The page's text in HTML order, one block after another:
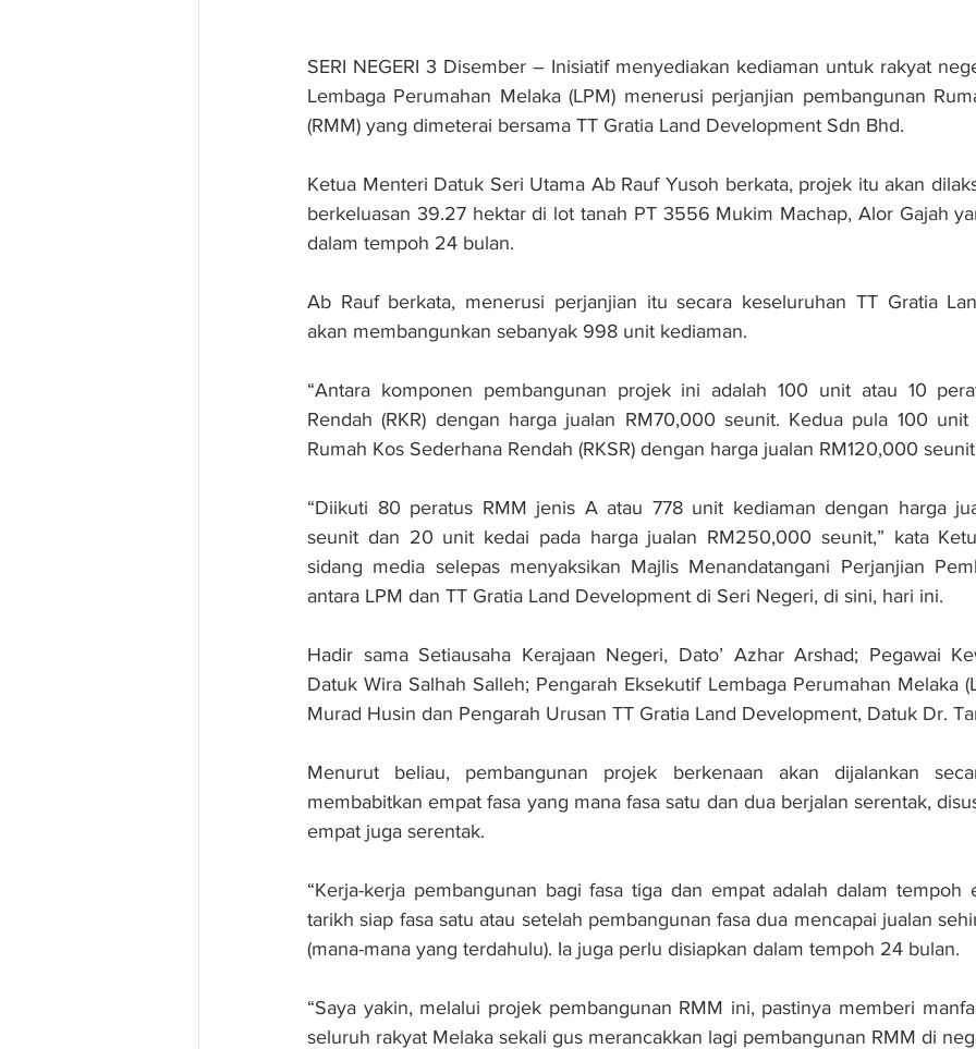
SERI NEGERI 3 Disember – Inisiatif menyediakan kediaman untuk rakyat
Lembaga Perumahan Melaka (LPM) menerusi perjanjian pembangunan
(RMM) yang dimeterai bersama TT Gratia Land Development Sdn Bhd.
Ketua Menteri Datuk Seri Utama Ab Rauf Yusoh berkata, projek itu akan
berkeluasan 39.27 hektar di lot tanah PT 3556 Mukim Machap, Alor Gajah
dalam tempoh 24 bulan.
Ab Rauf berkata, menerusi perjanjian itu secara keseluruhan TT Gratia
akan membangunkan sebanyak 998 unit kediaman.
“Antara komponen pembangunan projek ini adalah 100 unit atau 10
Rendah (RKR) dengan harga jualan RM70,000 seunit. Kedua pula 100
Rumah Kos Sederhana Rendah (RKSR) dengan harga jualan RM120,000
“Diikuti 80 peratus RMM jenis A atau 778 unit kediaman dengan harga
seunit dan 20 unit kedai pada harga jualan RM250,000 seunit,” kata
sidang media selepas menyaksikan Majlis Menandatangani Perjanjian
antara LPM dan TT Gratia Land Development di Seri Negeri, di sini, hari ini.
Hadir sama Setiausaha Kerajaan Negeri, Dato’ Azhar Arshad; Pegawai
Datuk Wira Salhah Salleh; Pengarah Eksekutif Lembaga Perumahan Melaka
Murad Husin dan Pengarah Urusan TT Gratia Land Development, Datuk Dr.
Menurut beliau, pembangunan projek berkenaan akan dijalankan
membabitkan empat fasa yang mana fasa satu dan dua berjalan serentak,
empat juga serentak.
“Kerja-kerja pembangunan bagi fasa tiga dan empat adalah dalam tempoh
tarikh siap fasa satu atau setelah pembangunan fasa dua mencapai jualan
(mana-mana yang terdahulu). Ia juga perlu disiapkan dalam tempoh 24 bulan.
“Saya yakin, melalui projek pembangunan RMM ini, pastinya memberi
seluruh rakyat Melaka sekali gus merancakkan lagi pembangunan RMM di